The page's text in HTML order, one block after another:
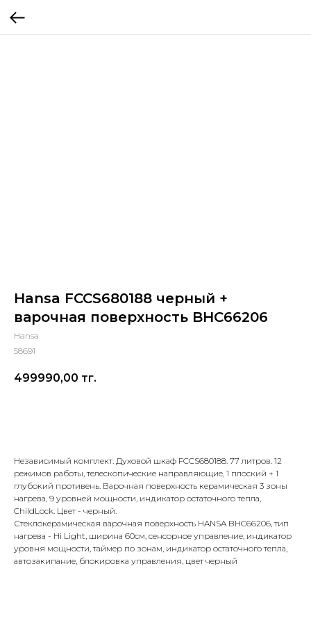
Hansa FCCS680188 черный +
варочная поверхность BHC66206
Hansa
58691
499990,00 тг.
Независимый комплект. Духовой шкаф FCCS680188. 77 литров. 12
режимов работы, телескопические направляющие, 1 плоский + 1
глубокий противень. Варочная поверхность керамическая 3 зоны
нагрева, 9 уровней мощности, индикатор остаточного тепла,
ChildLock. Цвет - черный.
Стеклокерамическая варочная поверхность HANSA BHC66206, тип
нагрева - Hi Light, ширина 60см, сенсорное управление, индикатор
уровня мощности, таймер по зонам, индикатор остаточного тепла,
автозакипание, блокировка управления, цвет черный